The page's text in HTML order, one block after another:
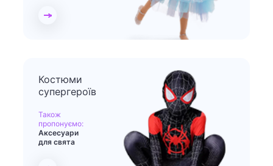
Костюми
супергероїв
Також
пропонуємо:
Аксесуари
для свята